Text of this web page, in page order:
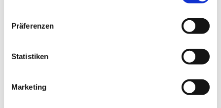
Präferenzen
Statistiken
Marketing